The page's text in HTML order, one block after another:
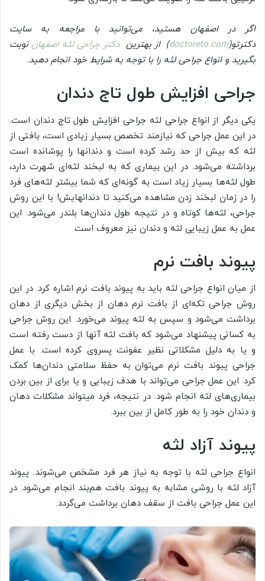
اگر در اصفهان هستید، می‌توانید با مراجعه به سایت
دکترتو(doctoreto.com
) از بهتریندکتر جراحی لثه اصفهان نوبت
بگیرید و انواع جراحی لثه را با توجه به شرایط خود انجام دهید.
جراحی افزایش طول تاج دندان
یکی دیگر از انواع جراحی لثه جراحی افزایش طول تاج دندان است.
در این عمل جراحی که نیازمند تخصص بسیار زیادی است، بافتی از
لثه که بیش از حد رشد کرده است و دندان‎ها را پوشانده است
برداشته می‌شود. در این بیماری که به لبخند لثه‌ای شهرت دارد،
طول لثه‌ها بسیار زیاد است به گونه‌ای که شما بیشتر لثه‌های فرد
را در زمان لبخند زدن مشاهده می‌کنید تا دندانهایش! با این روش
جراحی، لثه‌ها کوتاه و در نتیجه طول دندان‌ها بلندر می‌شود. این
عمل به عمل زیبایی لثه و دندان نیز معروف است.
پیوند بافت نرم
از میان انواع جراحی لثه باید به پیوند بافت نرم اشاره کرد. در این
روش جراحی تکه‌ای از بافت نرم دهان از بخش دیگری از دهان
برداشت می‌شود و سپس به لثه پیوند می‌خورد. این روش جراحی
به کسانی پیشنهاد می‌شود که بافت لثه‌ آنها از دست رفته است
و یا به دلیل مشکلاتی نظیر عفونت پسروی کرده است. با عمل
جراحی پیوند بافت نرم می‌توان به حفظ سلامتی دندان‌ها کمک
کرد. این عمل جراحی می‌تواند با هدف زیبایی و یا برای از بین بردن
بیماری‌های لثه انجام شود. در نتیجه، فرد می‎تواند مشکلات دهان
و دندان خود را به طور کامل از بین ببرد.
پیوند آزاد لثه
انواع جراحی لثه با توجه به نیاز هر فرد مشخص می‌شوند. پیوند
آزاد لثه با روشی مشابه به پیوند بافت هم‌بند انجام می‌شود. در
این عمل جراحی بافت از سقف دهان برداشت می‌گردد.